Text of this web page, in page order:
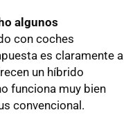
algunos
con coches
es claramente a
un híbrido
funciona muy bien
convencional.